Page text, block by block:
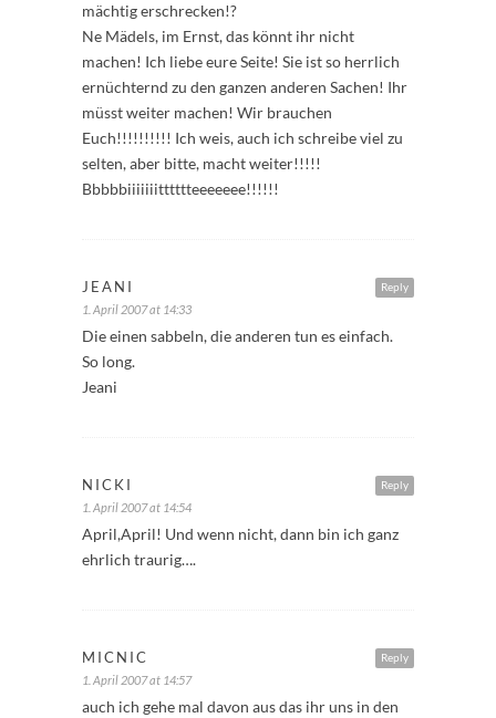
mächtig erschrecken!?
Ne Mädels, im Ernst, das könnt ihr nicht
machen! Ich liebe eure Seite! Sie ist so herrlich
ernüchternd zu den ganzen anderen Sachen! Ihr
müsst weiter machen! Wir brauchen
Euch!!!!!!!!!! Ich weis, auch ich schreibe viel zu
selten, aber bitte, macht weiter!!!!!
Bbbbbiiiiiiitttttteeeeeee!!!!!!
Reply
JEANI
1. April 2007 at 14:33
Die einen sabbeln, die anderen tun es einfach.
So long.
Jeani
Reply
NICKI
1. April 2007 at 14:54
April,April! Und wenn nicht, dann bin ich ganz
ehrlich traurig….
Reply
MICNIC
1. April 2007 at 14:57
auch ich gehe mal davon aus das ihr uns in den